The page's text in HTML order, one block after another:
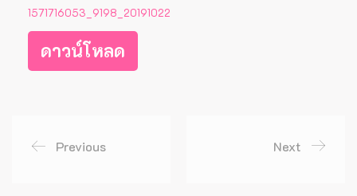
1571716053_9198_20191022
ดาวน์โหลด
Previous Next